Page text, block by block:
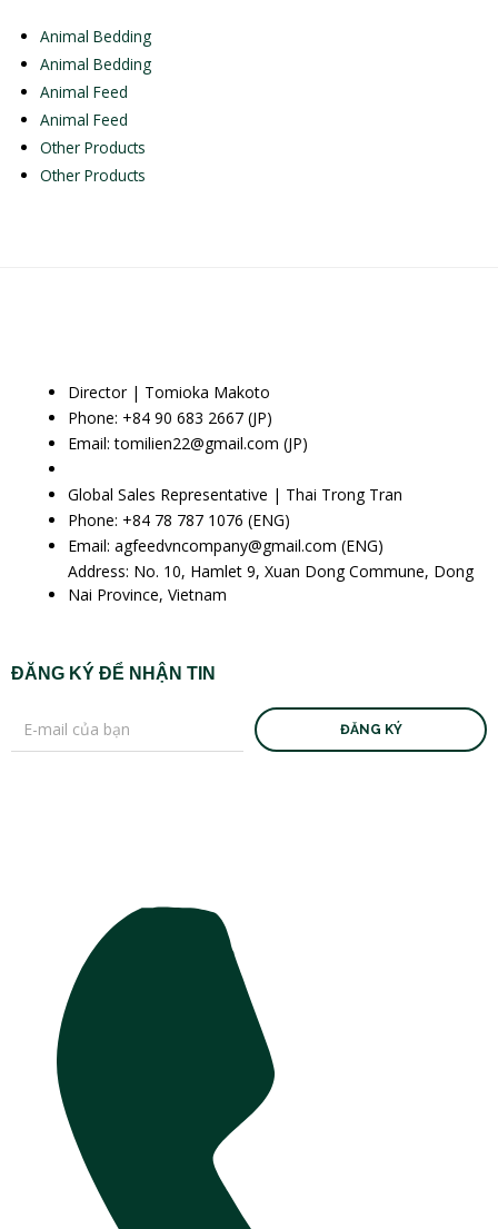
Animal Bedding
Animal Bedding
Animal Feed
Animal Feed
Other Products
Other Products
Director | Tomioka Makoto
Phone: +84 90 683 2667 (JP)
Email: tomilien22@gmail.com (JP)
Global Sales Representative | Thai Trong Tran
Phone: +84 78 787 1076 (ENG)
Email: agfeedvncompany@gmail.com (ENG)
Address: No. 10, Hamlet 9, Xuan Dong Commune, Dong
Nai Province, Vietnam
ĐĂNG KÝ ĐỂ NHẬN TIN
ĐĂNG KÝ